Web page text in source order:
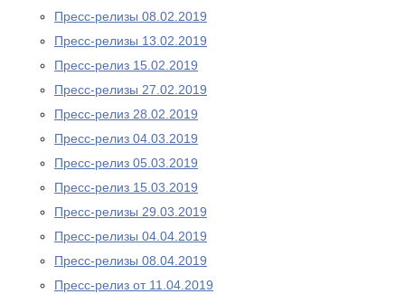
Пресс-релизы 08.02.2019
Пресс-релизы 13.02.2019
Пресс-релиз 15.02.2019
Пресс-релизы 27.02.2019
Пресс-релиз 28.02.2019
Пресс-релиз 04.03.2019
Пресс-релиз 05.03.2019
Пресс-релиз 15.03.2019
Пресс-релизы 29.03.2019
Пресс-релизы 04.04.2019
Пресс-релизы 08.04.2019
Пресс-релиз от 11.04.2019